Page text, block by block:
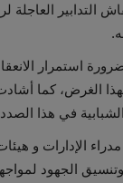
التدابير العاجلة
استمرار
الغرض، كما
في هذا
الإدارات و
وتنسيق الجهود